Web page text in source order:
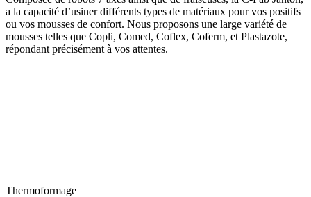
a la capacité d’usiner différents types de matériaux pour vos positifs
ou vos mousses de confort. Nous proposons une large variété de
mousses telles que Copli, Comed, Coflex, Coferm, et Plastazote,
répondant précisément à vos attentes.
Thermoformage